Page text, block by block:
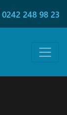
0242 248 98 23